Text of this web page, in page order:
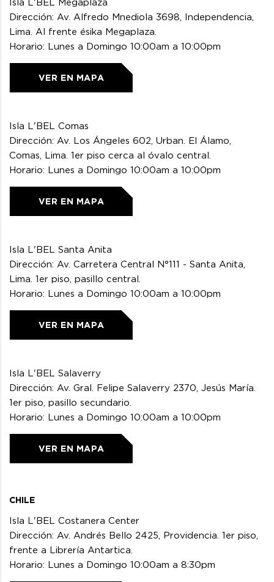
Isla L'BEL Megaplaza
Dirección: Av. Alfredo Mnediola 3698, Independencia,
Lima. Al frente ésika Megaplaza.
Horario: Lunes a Domingo 10:00am a 10:00pm
VER EN MAPA
Isla L'BEL Comas
Dirección: Av. Los Ángeles 602, Urban. El Álamo,
Comas, Lima. 1er piso cerca al óvalo central.
Horario: Lunes a Domingo 10:00am a 10:00pm
VER EN MAPA
Isla L'BEL Santa Anita
Dirección: Av. Carretera Central N°111 - Santa Anita,
Lima. 1er piso, pasillo central.
Horario: Lunes a Domingo 10:00am a 10:00pm
VER EN MAPA
Isla L'BEL Salaverry
Dirección: Av. Gral. Felipe Salaverry 2370, Jesús María.
1er piso, pasillo secundario.
Horario: Lunes a Domingo 10:00am a 10:00pm
VER EN MAPA
CHILE
Isla L'BEL Costanera Center
Dirección: Av. Andrés Bello 2425, Providencia. 1er piso,
frente a Librería Antartica.
Horario: Lunes a Domingo 10:00am a 8:30pm